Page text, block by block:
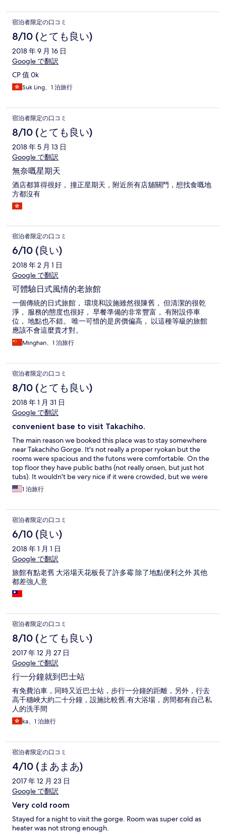
宿泊者限定の口コミ
8/10 (とても良い)
2018 年 9 月 16 日
Google で翻訳
CP 值 0k
Suk Ling、1 泊旅行
宿泊者限定の口コミ
8/10 (とても良い)
2018 年 5 月 13 日
Google で翻訳
無奈嘅星期天
酒店都算得很好， 撞正星期天，附近所有店舖關門，想找食嘅地
方都沒有
宿泊者限定の口コミ
6/10 (良い)
2018 年 2 月 1 日
Google で翻訳
可體驗日式風情的老旅館
一個傳統的日式旅館， 環境和設施雖然很陳舊， 但清潔的很乾
淨， 服務的態度也很好， 早餐準備的非常豐富， 有附設停車
位， 地點也不錯。 唯一可惜的是房價偏高， 以這種等級的旅館
應該不會這麼貴才對。
Minghan、1 泊旅行
宿泊者限定の口コミ
8/10 (とても良い)
2018 年 1 月 31 日
Google で翻訳
convenient base to visit Takachiho.
The main reason we booked this place was to stay somewhere
near Takachiho Gorge. It's not really a proper ryokan but the
rooms were spacious and the futons were comfortable. On the
top floor they have public baths (not really onsen, but just hot
tubs). It wouldn't be very nice if it were crowded, but we were
the only guests at the hotel so we had a soak. We also had
breakfast at the hotel - not great. The fish was over salted and
during our stay but both were very friendly. Bottom line - a
convenient place to stay when visiting Takachiho but skip the
breakfast. (PS - the sushi restaurant called Take Sushi, right
across from the entrance, is a good place for dinner.)
1 泊旅行
宿泊者限定の口コミ
6/10 (良い)
2018 年 1 月 1 日
Google で翻訳
旅館有點老舊 大浴場天花板長了許多霉 除了地點便利之外 其他
都差強人意
宿泊者限定の口コミ
8/10 (とても良い)
2017 年 12 月 27 日
Google で翻訳
行一分鐘就到巴士站
有免費泊車，同時又近巴士站，步行一分鐘的距離，另外，行去
高千穗峽大約二十分鐘，設施比較舊,有大浴場，房間都有自己私
人的洗手間
ka、1 泊旅行
宿泊者限定の口コミ
4/10 (まあまあ)
2017 年 12 月 23 日
Google で翻訳
Very cold room
Stayed for a night to visit the gorge. Room was super cold as
heater was not strong enough.